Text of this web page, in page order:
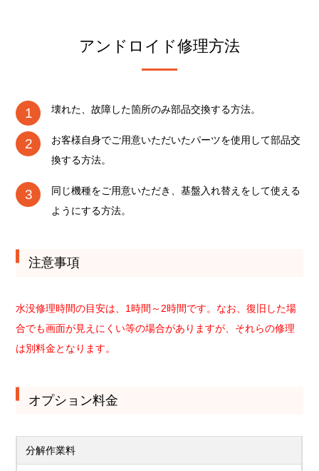
アンドロイド修理方法
壊れた、故障した箇所のみ部品交換する方法。
お客様自身でご用意いただいたパーツを使用して部品交
換する方法。
同じ機種をご用意いただき、基盤入れ替えをして使える
ようにする方法。
注意事項
水没修理時間の目安は、1時間～2時間です。なお、復旧した場
合でも画面が見えにくい等の場合がありますが、それらの修理
は別料金となります。
オプション料金
分解作業料